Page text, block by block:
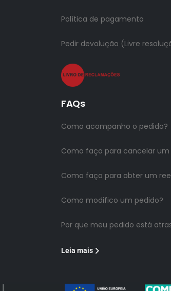
Política de pagamento
Pedir devolução (Livre
FAQs
Como acompanho o pedido?
Como faço para cancelar um
Como faço para obter um
Como modifico um pedido?
Por que meu pedido está
Leia mais